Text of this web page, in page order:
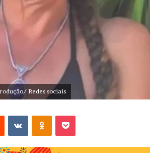
Redes sociais
VK OK